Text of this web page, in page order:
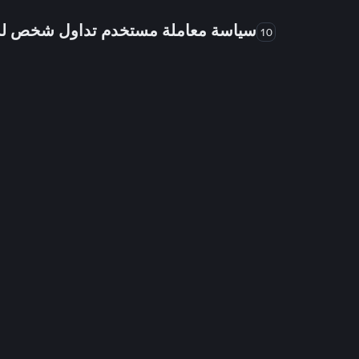
10 سياسة معاملة مستخدم تداول